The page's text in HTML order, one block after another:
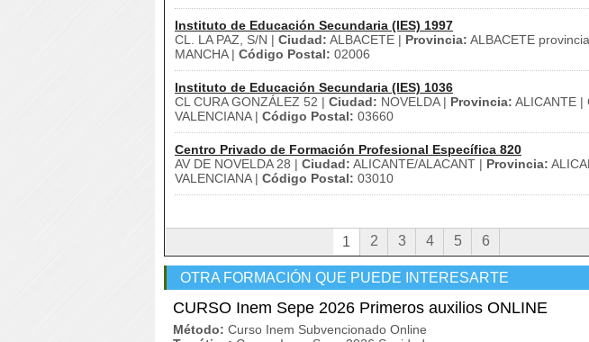
Instituto de Educación Secundaria (IES) 1997
CL. LA PAZ, S/N | Ciudad: ALBACETE | Provincia: ALBACETE
MANCHA | Código Postal: 02006
Instituto de Educación Secundaria (IES) 1036
CL CURA GONZÁLEZ 52 | Ciudad: NOVELDA | Provincia: ALICANTE |
VALENCIANA | Código Postal: 03660
Centro Privado de Formación Profesional Específica 820
AV DE NOVELDA 28 | Ciudad: ALICANTE/ALACANT | Provincia:
VALENCIANA | Código Postal: 03010
1 2 3 4 5 6
OTRA FORMACIÓN QUE PUEDE INTERESARTE
CURSO Inem Sepe 2026 Primeros auxilios ONLINE
Método: Curso Inem Subvencionado Online